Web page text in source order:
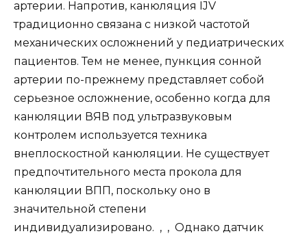
артерии. Напротив, канюляция IJV
традиционно связана с низкой частотой
механических осложнений у педиатрических
пациентов. Тем не менее, пункция сонной
артерии по-прежнему представляет собой
серьезное осложнение, особенно когда для
канюляции ВЯВ под ультразвуковым
контролем используется техника
внеплоскостной канюляции. Не существует
предпочтительного места прокола для
канюляции ВПП, поскольку оно в
значительной степени
индивидуализировано. , , Однако датчик